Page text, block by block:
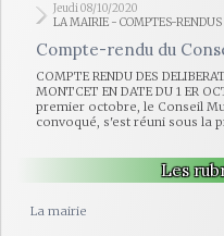
Jeudi 08/10/2020
LA MAIRIE - COMPTES-
Compte-rendu du
COMPTE RENDU DES
MONTCET EN DATE DU 1 ER
premier octobre, le Conseil
convoqué, s'est réuni sous la
Les
La mairie